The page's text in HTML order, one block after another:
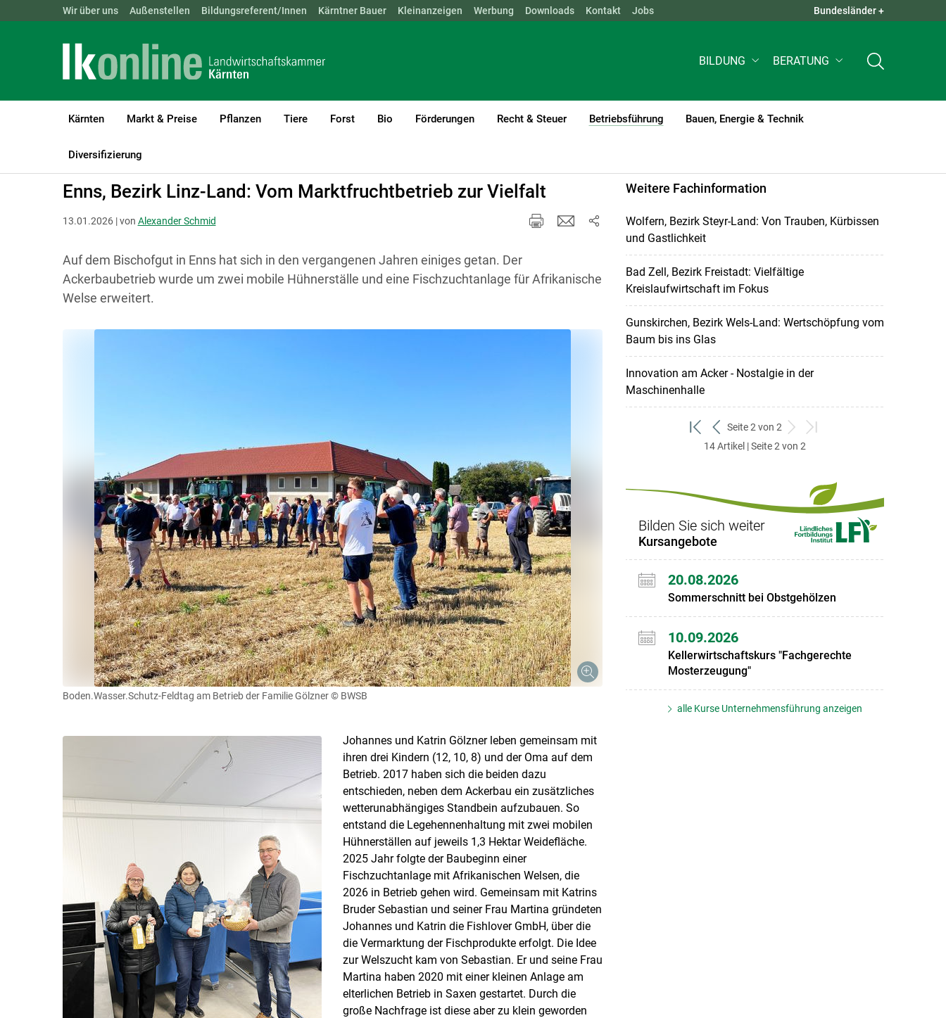
Skip to main content
Landwirtschaftskammern: ÖSTERREICH BGLD KTN NÖ OÖ SBG STMK TIROL VBG WIEN QUICK LINKS +
Wir über uns Außenstellen Bildungsreferent/Innen Kärntner Bauer Kleinanzeigen Werbung Downloads Kontakt Jobs Bundesländer +
BILDUNG BERATUNG
Kärnten Markt & Preise Pflanzen Tiere Forst Bio Förderungen Recht & Steuer Betriebsführung
(current)1
Bauen, Energie & Technik
Diversifizierung
LK Kärnten Betriebsführung
Enns, Bezirk Linz-Land: Vom Marktfruchtbetrieb zur Vielfalt
13.01.2026 | von Alexander Schmid
Auf dem Bischofgut in Enns hat sich in den vergangenen Jahren einiges getan. Der
Ackerbaubetrieb wurde um zwei mobile Hühnerställe und eine Fischzuchtanlage für Afrikanische
Welse erweitert.
Boden.Wasser.Schutz-Feldtag am Betrieb der Familie Gölzner © BWSB
Johannes und Katrin Gölzner leben gemeinsam mit
ihren drei Kindern (12, 10, 8) und der Oma auf dem
Betrieb. 2017 haben sich die beiden dazu
entschieden, neben dem Ackerbau ein zusätzliches
wetterunabhängiges Standbein aufzubauen. So
entstand die Legehennenhaltung mit zwei mobilen
Hühnerställen auf jeweils 1,3 Hektar Weidefläche.
2025 Jahr folgte der Baubeginn einer
Fischzuchtanlage mit Afrikanischen Welsen, die
2026 in Betrieb gehen wird. Gemeinsam mit Katrins
Bruder Sebastian und seiner Frau Martina gründeten
Johannes und Katrin die Fishlover GmbH, über die
die Vermarktung der Fischprodukte erfolgt. Die Idee
zur Welszucht kam von Sebastian. Er und seine Frau
Martina haben 2020 mit einer kleinen Anlage am
elterlichen Betrieb in Saxen gestartet. Durch die
große Nachfrage ist diese aber zu klein geworden
Weitere Fachinformation
Wolfern, Bezirk Steyr-Land: Von Trauben, Kürbissen
und Gastlichkeit
Bad Zell, Bezirk Freistadt: Vielfältige
Kreislaufwirtschaft im Fokus
Gunskirchen, Bezirk Wels-Land: Wertschöpfung vom
Baum bis ins Glas
Innovation am Acker - Nostalgie in der
Maschinenhalle
zum
ersten
zurück
zum
Seite 2 von 2
weiter
zum
zum
14 Artikel | Seite 2 von 2
Bilden Sie sich weiter
Kursangebote
20.08.2026
Sommerschnitt bei Obstgehölzen
10.09.2026
Kellerwirtschaftskurs "Fachgerechte
Mosterzeugung"
alle Kurse Unternehmensführung anzeigen